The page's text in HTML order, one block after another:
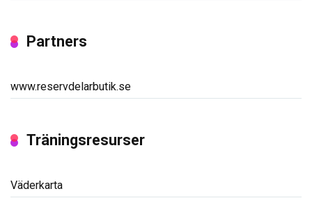
Partners
www.reservdelarbutik.se
Träningsresurser
Väderkarta